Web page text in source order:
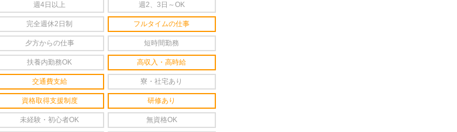
週4日以上 週2、3日～OK
完全週休2日制 フルタイムの仕事
夕方からの仕事 短時間勤務
扶養内勤務OK 高収入・高時給
交通費支給 寮・社宅あり
資格取得支援制度 研修あり
未経験・初心者OK 無資格OK